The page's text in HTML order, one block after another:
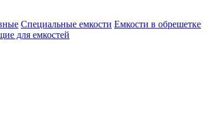
Специальные емкости Емкости в обрешетке
для емкостей